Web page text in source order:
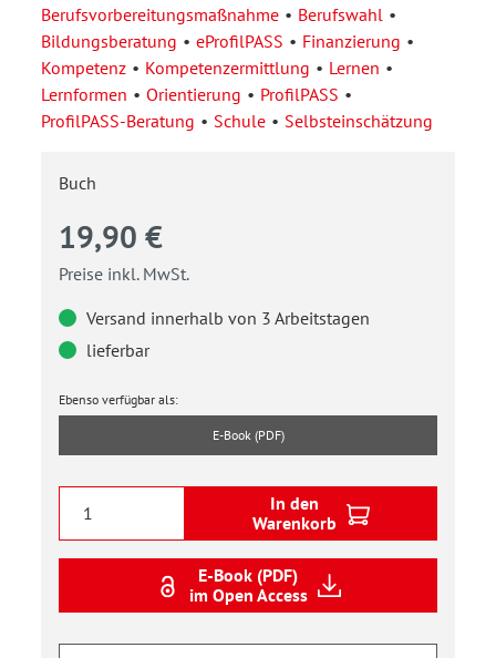
Berufsvorbereitungsmaßnahme
Berufswahl
Bildungsberatung
eProfilPASS
Finanzierung
Kompetenz
Kompetenzermittlung
Lernen
Lernformen
Orientierung
ProfilPASS
ProfilPASS-Beratung
Schule Selbsteinschätzung
Buch
19,90 €
Preise inkl. MwSt.
Versand innerhalb von 3 Arbeitstagen
lieferbar
Ebenso verfügbar als:
E-Book (PDF)
In den
Warenkorb
E-Book (PDF)
im Open Access